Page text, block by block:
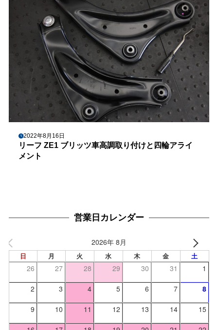
2022年8月16日
リーフ ZE1 ブリッツ車高調取り付けと四輪アライ
メント
営業日カレンダー
2026年 8月
日 月 火 水 木 金 土
26 27 28 29 30 31 1
2 3 4 5 6 7 8
9 10 11 12 13 14 15